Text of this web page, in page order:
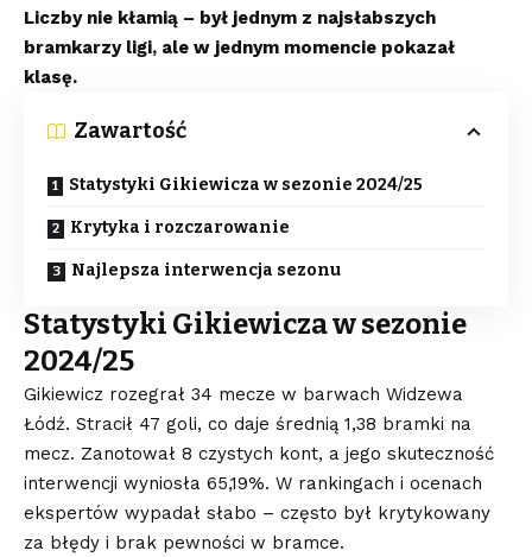
Liczby nie kłamią – był jednym z najsłabszych
bramkarzy ligi, ale w jednym momencie pokazał
klasę.
Zawartość
Statystyki Gikiewicza w sezonie 2024/25
Krytyka i rozczarowanie
Najlepsza interwencja sezonu
Statystyki Gikiewicza w sezonie
2024/25
Gikiewicz rozegrał 34 mecze w barwach Widzewa
Łódź. Stracił 47 goli, co daje średnią 1,38 bramki na
mecz. Zanotował 8 czystych kont, a jego skuteczność
interwencji wyniosła 65,19%. W rankingach i ocenach
ekspertów wypadał słabo – często był krytykowany
za błędy i brak pewności w bramce.